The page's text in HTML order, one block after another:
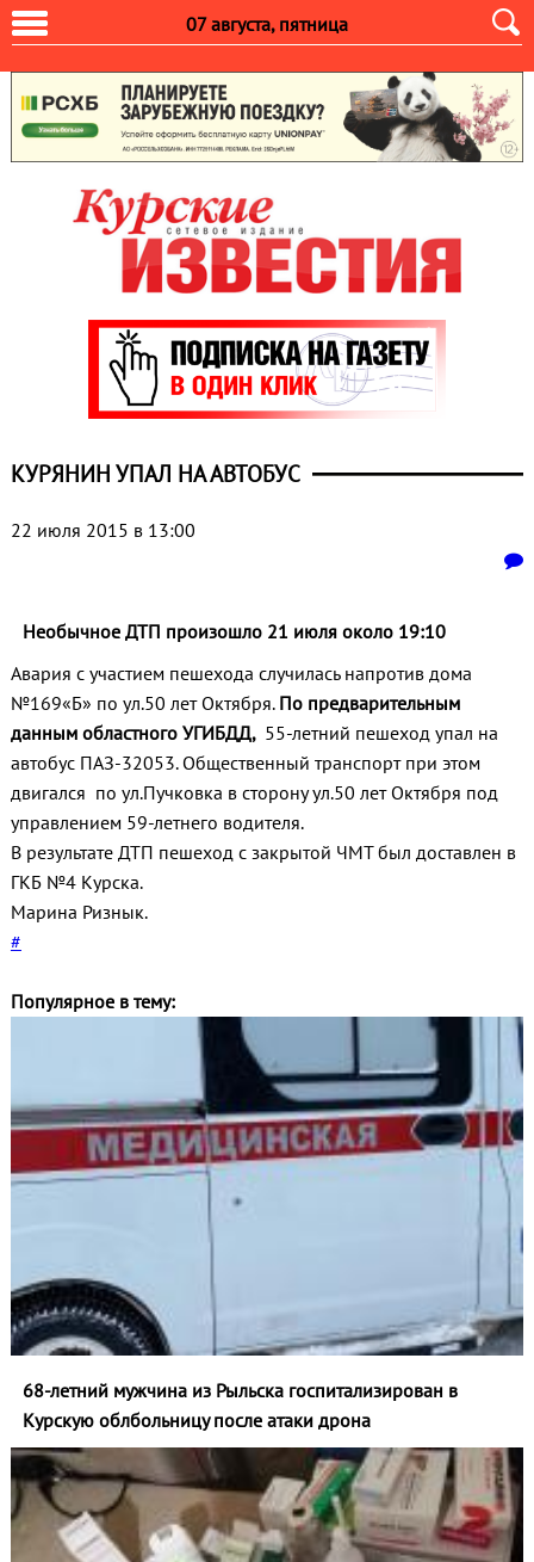
07 августа, пятница
КУРЯНИН УПАЛ НА АВТОБУС
22 июля 2015 в 13:00
Необычное ДТП произошло 21 июля около 19:10
Авария с участием пешехода случилась напротив дома
№169«Б» по ул.50 лет Октября. По предварительным
данным областного УГИБДД, 55-летний пешеход упал на
автобус ПАЗ-32053. Общественный транспорт при этом
двигался по ул.Пучковка в сторону ул.50 лет Октября под
управлением 59-летнего водителя.
В результате ДТП пешеход с закрытой ЧМТ был доставлен в
ГКБ №4 Курска.
Марина Ризнык.
#
Популярное в тему:
68-летний мужчина из Рыльска госпитализирован в
Курскую облбольницу после атаки дрона